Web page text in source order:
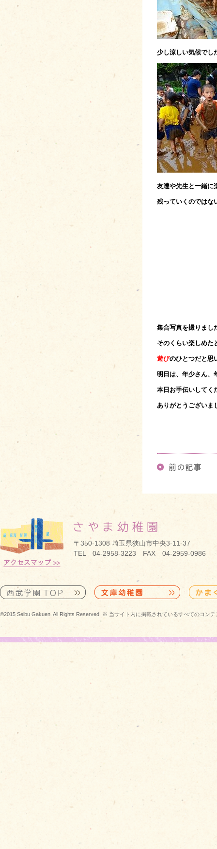
少し涼しい気候でし
友達や先生と一緒に
残っていくのではな
集合写真を撮りまし
そのくらい楽しめた
遊びのひとつだと思
明日は、年少さん、
本日お手伝いしてく
ありがとうございま
〒350-1308 埼玉県狭山市中央3-11-37
TEL 04-2958-3223 FAX 04-2959-0986
©2015 Seibu Gakuen. All Rights Reserved. ※ 当サイト内に掲載されているすべてのコン